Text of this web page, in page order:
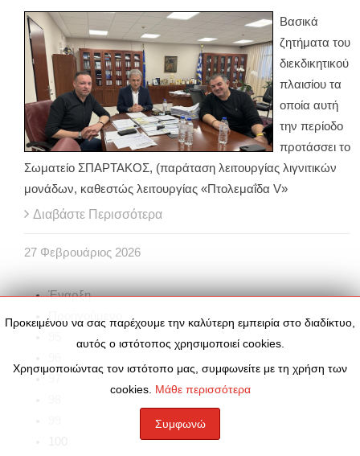
Βασικά
ζητήματα του
διεκδικητικού
πλαισίου τα
οποία αυτή
την περίοδο
προτάσσει το
Σωματείο ΣΠΑΡΤΑΚΟΣ, (παράταση λειτουργίας λιγνιτικών
μονάδων, καθεστώς λειτουργίας «Πτολεμαΐδα V»
Διαβάστε Περισσότερα
27 Φεβρουάριος 2026
Έναρξη
Προηγούμενο
Προκειμένου να σας παρέχουμε την καλύτερη εμπειρία στο διαδίκτυο,
αυτός ο ιστότοπος χρησιμοποιεί cookies.
Χρησιμοποιώντας τον ιστότοπο μας, συμφωνείτε με τη χρήση των
cookies. Μάθε περισσότερα
Συμφωνώ